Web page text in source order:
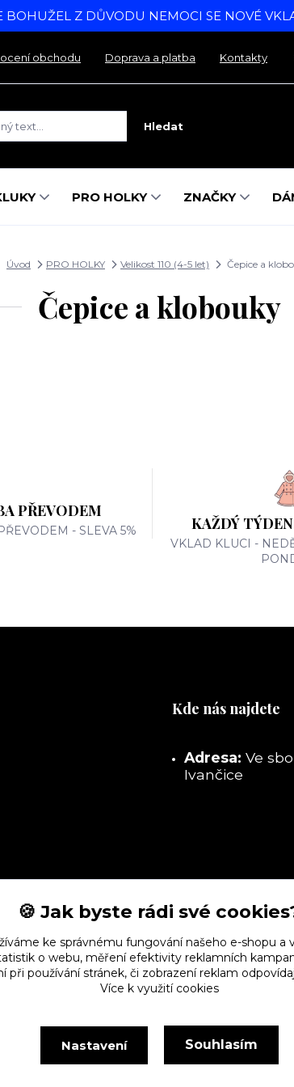
BOHUŽEL Z DŮVODU NEMOCI SE NOVÉ
obchodu Doprava a platba Kontakty
Hledat
PRO HOLKY ZNAČKY
Úvod PRO HOLKY Velikost 110 (4-5 let) Čepice a
Čepice a klobouky
PŘEVODEM
- SLEVA 5% KAŽDÝ
VKLAD KLUCI -
Kde nás najdete
Adresa: Ve
Ivančice
🍪 Jak byste rádi své
ke správnému fungování našeho e-shopu a
o webu, měření efektivity reklamních
při používání stránek, či zobrazení reklam
Více k využití cookies
Nastavení Souhlasím